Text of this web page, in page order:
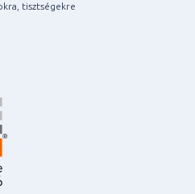
tisztségekre